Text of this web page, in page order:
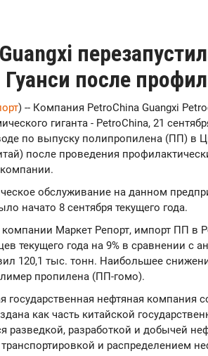
после
) -- Компания PetroChina Guangxi
гиганта - PetroChina, 21
по выпуску полипропилена (ПП) в
после проведения
обслуживание на данном
начато 8 сентября текущего года.
компании Маркет Репорт, импорт ПП в
текущего года на 9% в сравнении с
120,1 тыс. тонн. Наибольшее
пропилена (ПП-гомо).
государственная нефтяная компания
как часть китайской
разведкой, разработкой и добычей
и распределением